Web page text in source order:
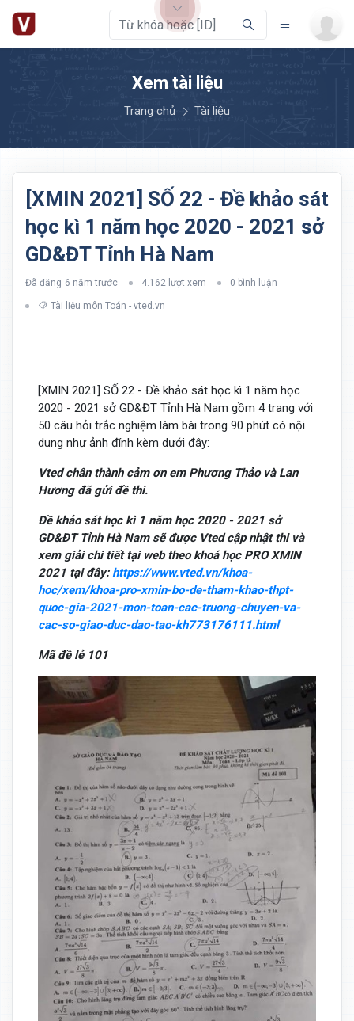
Xem tài liệu
Trang chủ Tài liệu
[XMIN 2021] SỐ 22 - Đề khảo sát
học kì 1 năm học 2020 - 2021 sở
GD&ĐT Tỉnh Hà Nam
Đã đăng 6 năm trước 4.162 lượt xem 0 bình luận
Tài liệu môn Toán - vted.vn
[XMIN 2021] SỐ 22 - Đề khảo sát học kì 1 năm học
2020 - 2021 sở GD&ĐT Tỉnh Hà Nam gồm 4 trang với
50 câu hỏi trắc nghiệm làm bài trong 90 phút có nội
dung như ảnh đính kèm dưới đây:
Vted chân thành cảm ơn em Phương Thảo và Lan
Hương đã gửi đề thi.
Đề khảo sát học kì 1 năm học 2020 - 2021 sở
GD&ĐT Tỉnh Hà Nam sẽ được Vted cập nhật thi và
xem giải chi tiết tại web theo khoá học PRO XMIN
2021 tại đây:https://www.vted.vn/khoa-
hoc/xem/khoa-pro-xmin-bo-de-tham-khao-thpt-
quoc-gia-2021-mon-toan-cac-truong-chuyen-va-
cac-so-giao-duc-dao-tao-kh773176111.html
Mã đề lẻ 101